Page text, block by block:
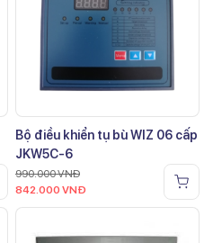
Bộ điều khiển tụ bù WIZ 06 cấp
JKW5C-6
990.000VNĐ
842.000 VNĐ